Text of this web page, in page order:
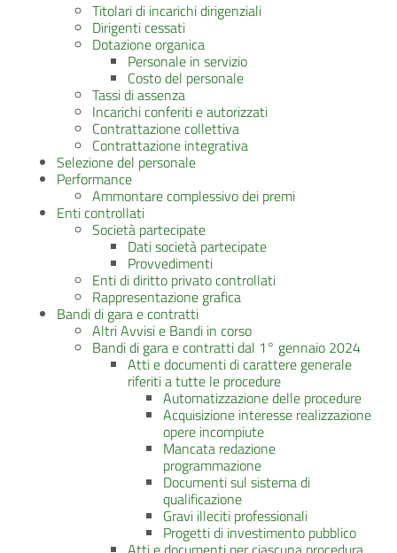
Titolari di incarichi dirigenziali
Dirigenti cessati
Dotazione organica
Personale in servizio
Costo del personale
Tassi di assenza
Incarichi conferiti e autorizzati
Contrattazione collettiva
Contrattazione integrativa
Selezione del personale
Performance
Ammontare complessivo dei premi
Enti controllati
Società partecipate
Dati società partecipate
Provvedimenti
Enti di diritto privato controllati
Rappresentazione grafica
Bandi di gara e contratti
Altri Avvisi e Bandi in corso
Bandi di gara e contratti dal 1° gennaio 2024
Atti e documenti di carattere generale
riferiti a tutte le procedure
Automatizzazione delle procedure
Acquisizione interesse realizzazione
opere incompiute
Mancata redazione
programmazione
Documenti sul sistema di
qualificazione
Gravi illeciti professionali
Progetti di investimento pubblico